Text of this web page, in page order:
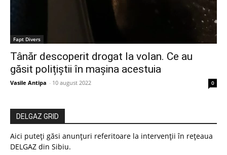
Fapt Divers
Tânăr descoperit drogat la volan. Ce au
găsit polițiștii în mașina acestuia
Vasile Antipa - 10 august 2022 0
DELGAZ GRID
Aici puteți găsi anunțuri referitoare la intervenții în rețeaua
DELGAZ din Sibiu.